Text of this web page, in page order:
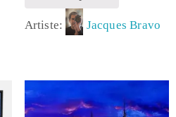
Artiste: Jacques Bravo